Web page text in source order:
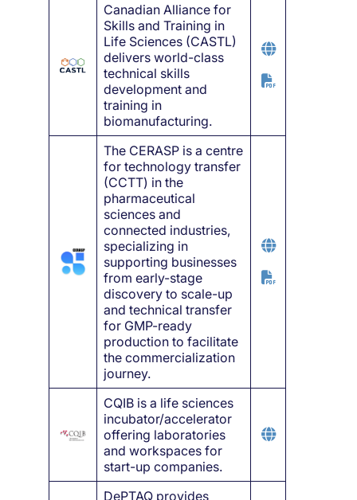
Canadian Alliance for
Skills and Training in
Life Sciences (CASTL)
delivers world-class
technical skills
development and
training in
biomanufacturing.
The CERASP is a centre
for technology transfer
(CCTT) in the
pharmaceutical
sciences and
connected industries,
specializing in
supporting businesses
from early-stage
discovery to scale-up
and technical transfer
for GMP-ready
production to facilitate
the commercialization
journey.
CQIB is a life sciences
incubator/accelerator
offering laboratories
and workspaces for
start-up companies.
DePTAQ provides